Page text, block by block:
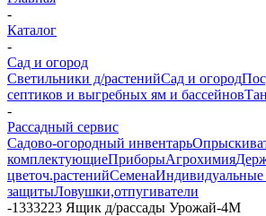
-
Каталог
-
Сад и огород
Светильники д/растенийСад и огород
септиков и выгребных ям и бассейнов
-
Рассадный сервис
Садово-огородный инвентарь
комплектующиеПриборыАгрохимия
цветоч.растенийСеменаИндивидуальные
защитыЛовушки,отпугиватели
-1333223 Ящик д/рассады Урожай-4М